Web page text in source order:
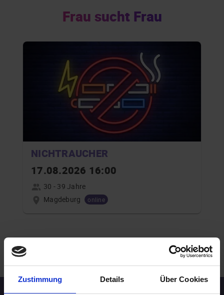
Zustimmung Details Über Cookies
Frau sucht Frau
NICHTRAUCHER
17.08.2026 16:00
30 - 39 Jahre
Magdeburg
online
WEITERE EVENTS IN MAGDEBURG .